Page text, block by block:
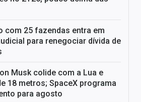
com 25 fazendas entra em
para renegociar dívida de
Musk colide com a Lua e
18 metros; SpaceX programa
para agosto